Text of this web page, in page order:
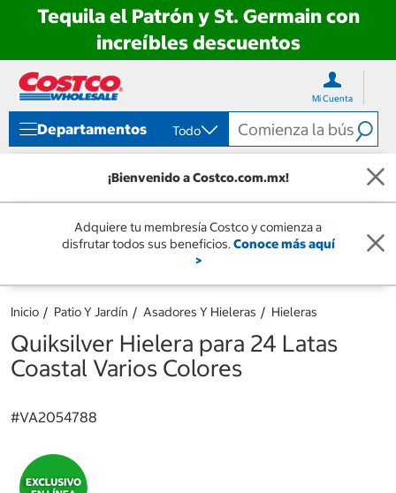
Tequila el Patrón y St. Germain con
increíbles descuentos
directo
contenido
directo
menú
navegación
Mi Cuenta
Departamentos Todo
¡Bienvenido a Costco.com.mx!
Adquiere tu membresía Costco y comienza a
disfrutar todos sus beneficios.Conoce más aquí
>
Inicio Patio Y Jardín Asadores Y Hieleras Hieleras
Quiksilver Hielera para 24 Latas
Coastal Varios Colores
#VA2054788